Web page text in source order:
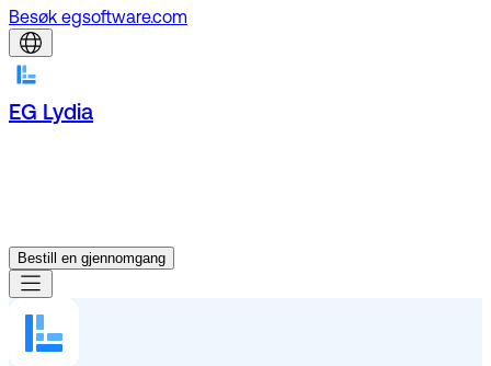
Besøk egsoftware.com
EG Lydia
Bestill en gjennomgang